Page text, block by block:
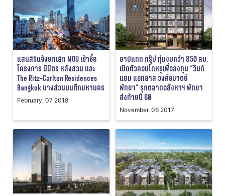
แสนสิริแจ้งยกเลิก MOU เข้าซื้อ
โครงการ นิมิตร หลังสวน และ
The Ritz-Carlton Residences
Bangkok บางส่วนบนตึกมหานคร
February, 07 2018
ฮาบิแทท กรุ๊ป ทุ่มงบกว่า 850 ลบ.
เปิดตัวคอนโดหรูเพื่อลงทุน “วินด์
แฮม แอทลาส วงศ์อมาตย์
พัทยา” รุกตลาดอสังหาฯ พัทยา
ส่งท้ายปี 60
November, 06 2017